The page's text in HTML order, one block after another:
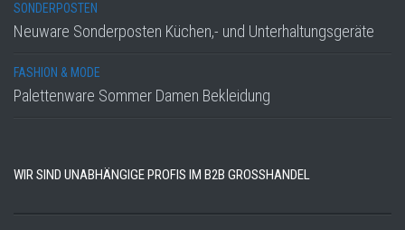
SONDERPOSTEN
Neuware Sonderposten Küchen,- und Unterhaltungsgeräte
FASHION & MODE
Palettenware Sommer Damen Bekleidung
WIR SIND UNABHÄNGIGE PROFIS IM B2B GROSSHANDEL